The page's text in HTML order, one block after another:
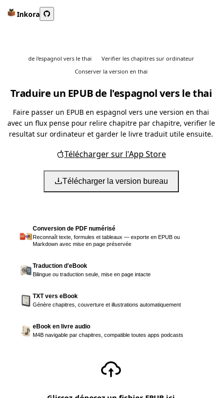
Inkora
de l'espagnol vers le thai
Verifier les chapitres sur ordinateur
Conserver la version en thai
Traduire un EPUB de l'espagnol vers le thai
Faire passer un EPUB en espagnol vers une version en thai
avec un flux pense pour relire chapitre par chapitre, verifier le
resultat sur ordinateur et garder le livre traduit utile ensuite.
Télécharger sur l'App Store
Télécharger la version bureau
Conversion de PDF numérisé
Reconnaît texte, formules et tableaux — exporte en EPUB ou
Markdown avec mise en page préservée
Traduction d'eBook
Bilingue ou traduction seule, mise en page intacte
TXT vers eBook
Génère chapitres, couverture et illustrations automatiquement
eBook en livre audio
M4B navigable par chapitres, compatible toutes apps podcasts